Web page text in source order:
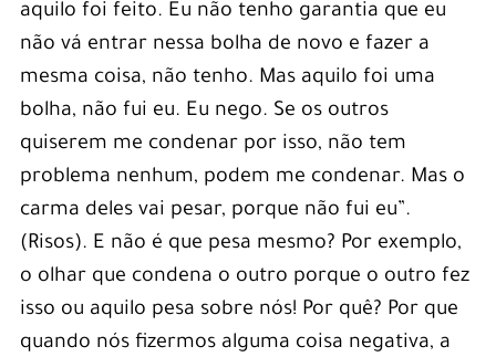
aquilo foi feito. Eu não tenho garantia que eu
não vá entrar nessa bolha de novo e fazer a
mesma coisa, não tenho. Mas aquilo foi uma
bolha, não fui eu. Eu nego. Se os outros
quiserem me condenar por isso, não tem
problema nenhum, podem me condenar. Mas o
carma deles vai pesar, porque não fui eu”.
(Risos). E não é que pesa mesmo? Por exemplo,
o olhar que condena o outro porque o outro fez
isso ou aquilo pesa sobre nós! Por quê? Por que
quando nós fizermos alguma coisa negativa, a